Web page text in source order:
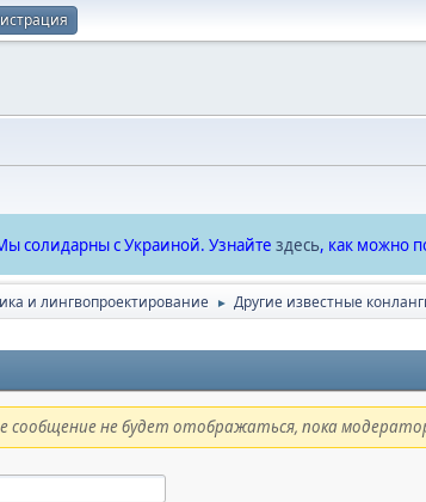
солидарны с Украиной. Узнайте здесь, как можно
и лингвопроектирование ► Другие известные
сообщение не будет отображаться, пока